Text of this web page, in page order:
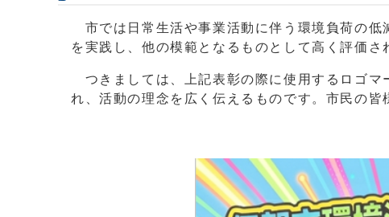
市では日常生活や事業活動に伴う環境負荷の低
を実践し、他の模範となるものとして高く評価
つきましては、上記表彰の際に使用するロゴマ
れ、活動の理念を広く伝えるものです。市民の